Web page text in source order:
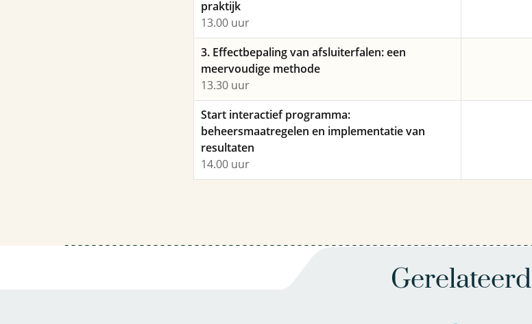
praktijk
13.00 uur
3. Effectbepaling van afsluiterfalen: een
meervoudige methode
13.30 uur
Start interactief programma:
beheersmaatregelen en implementatie van
resultaten
14.00 uur
Gerelateerd